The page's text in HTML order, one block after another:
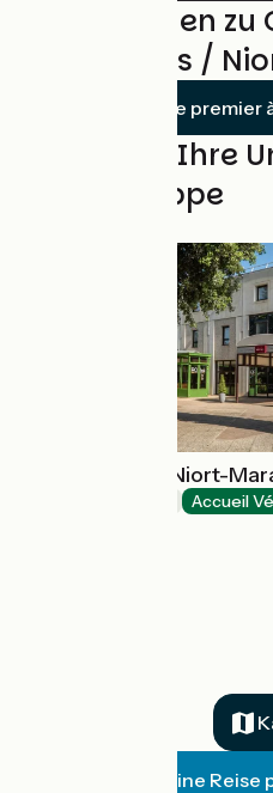
Bewertungen
Saint-Denis /
Soyez le premier
Finden Sie Ihre
dieser Etappe
Hôtel Mercure Niort-
Accueil
Meine Reise